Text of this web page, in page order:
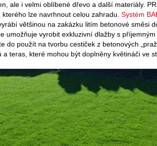
ale i velmi oblíbené dřevo a další materiály.
lze navrhnout celou zahradu. Systém
většinou na zakázku litím betonové směsi
umožňuje vyrobit exkluzivní dlažby s příjemným
do použít na tvorbu cestiček z betonových
teras, které mohou být doplněny květináči ve